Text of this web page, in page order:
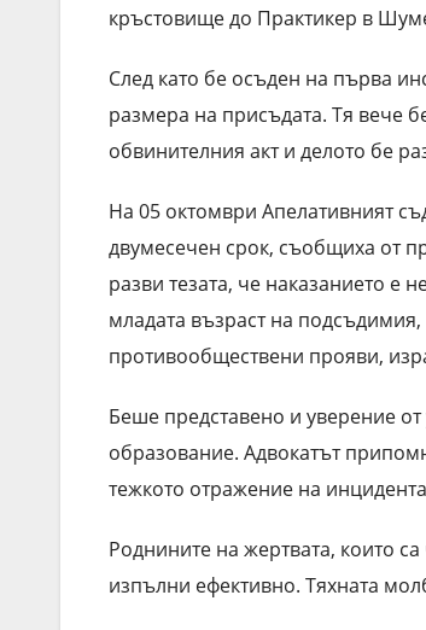
кръстовище до Практикер в
След като бе осъден на първа
размера на присъдата. Тя вече
обвинителния акт и делото бе
На 05 октомври Апелативният
двумесечен срок, съобщиха от
разви тезата, че наказанието е
младата възраст на
противообществени прояви,
Беше представено и уверение
образование. Адвокатът
тежкото отражение на
Роднините на жертвата, които
изпълни ефективно. Тяхната